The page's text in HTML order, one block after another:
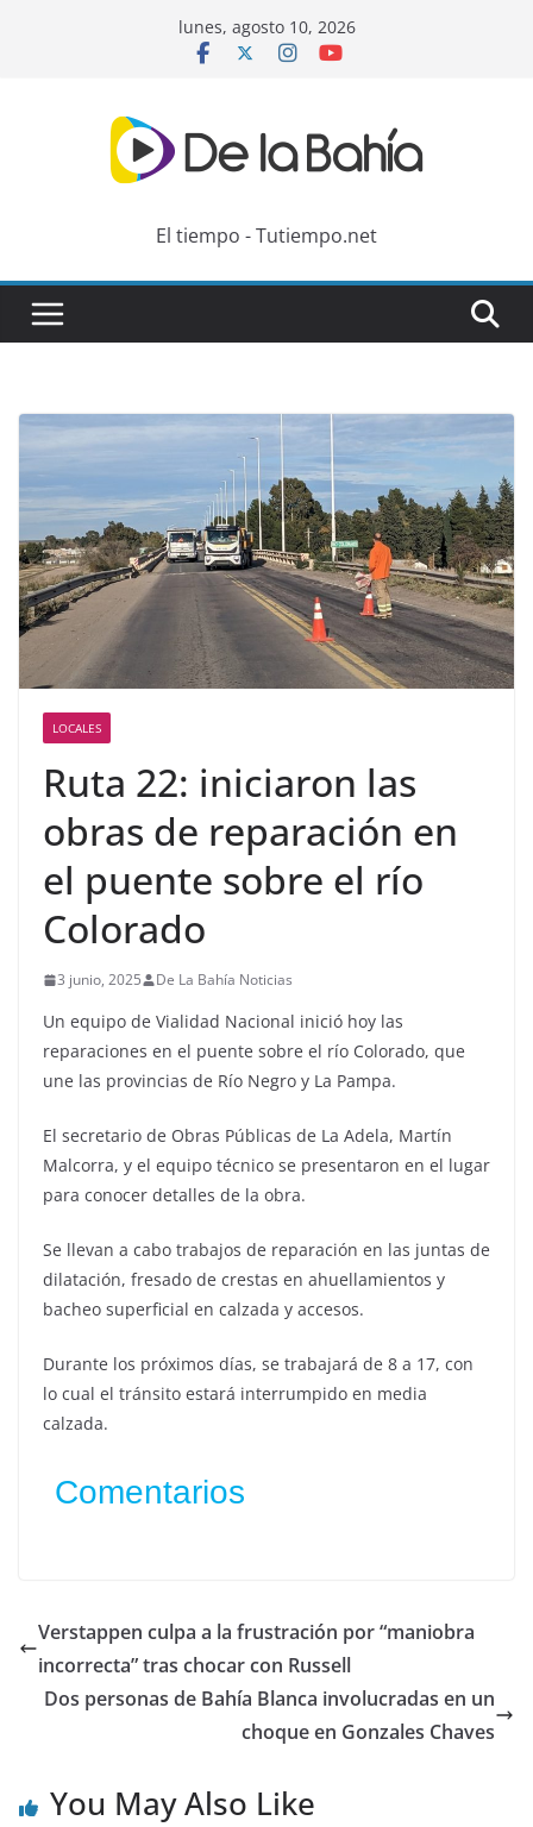
lunes, agosto 10, 2026
El tiempo - Tutiempo.net
LOCALES
Ruta 22: iniciaron las
obras de reparación en
el puente sobre el río
Colorado
3 junio, 2025 De La Bahía Noticias
Un equipo de Vialidad Nacional inició hoy las
reparaciones en el puente sobre el río Colorado, que
une las provincias de Río Negro y La Pampa.
El secretario de Obras Públicas de La Adela, Martín
Malcorra, y el equipo técnico se presentaron en el lugar
para conocer detalles de la obra.
Se llevan a cabo trabajos de reparación en las juntas de
dilatación, fresado de crestas en ahuellamientos y
bacheo superficial en calzada y accesos.
Durante los próximos días, se trabajará de 8 a 17, con
lo cual el tránsito estará interrumpido en media
calzada.
Comentarios
Verstappen culpa a la frustración por “maniobra
incorrecta” tras chocar con Russell
Dos personas de Bahía Blanca involucradas en un
choque en Gonzales Chaves
You May Also Like